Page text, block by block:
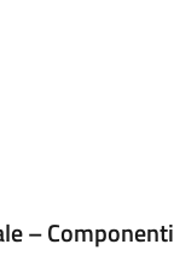
– Componenti